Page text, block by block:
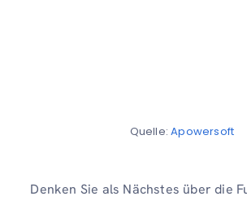
Quelle:Apowersoft
Denken Sie als Nächstes über die